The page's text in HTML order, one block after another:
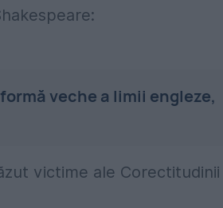
veche a limii engleze,
victime ale Corectitudinii